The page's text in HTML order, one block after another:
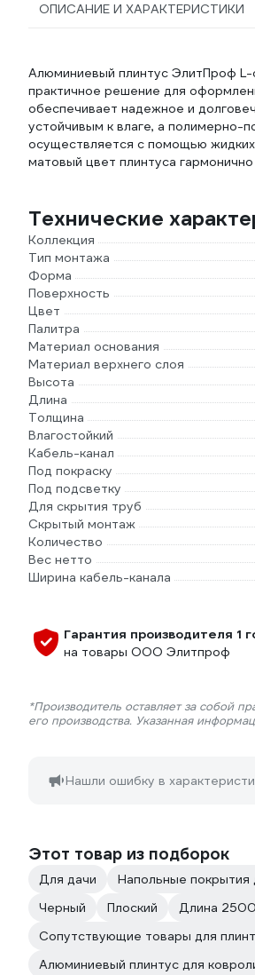
ОПИСАНИЕ И ХАРАКТЕРИСТИКИ
Алюминиевый плинтус ЭлитПроф
практичное решение для
обеспечивает надежное и
устойчивым к влаге, а полимерно-
осуществляется с помощью
матовый цвет плинтуса
Технические
Коллекция
Тип монтажа
Форма
Поверхность
Цвет
Палитра
Материал основания
Материал верхнего слоя
Высота
Длина
Толщина
Влагостойкий
Кабель-канал
Под покраску
Под подсветку
Для скрытия труб
Скрытый монтаж
Количество
Вес нетто
Ширина кабель-канала
Гарантия производителя 1
на товары ООО Элитпроф
*Производитель оставляет за собой
его производства. Указанная
Нашли ошибку в
Этот товар из подборок
Для дачи Напольные покрытия
Черный
Плоский Длина
Сопутствующие товары для
Алюминиевый плинтус для